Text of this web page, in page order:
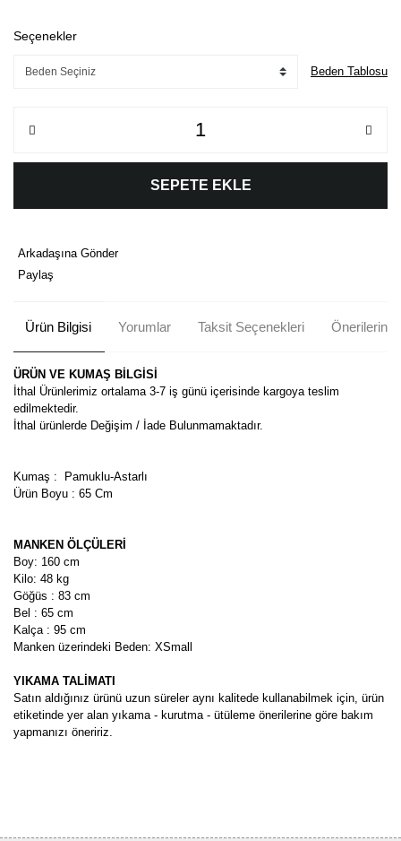
Seçenekler
Beden Tablosu
SEPETE EKLE
Arkadaşına Gönder
Paylaş
Ürün Bilgisi Yorumlar Taksit Seçenekleri Önerileriniz
ÜRÜN VE KUMAŞ BİLGİSİ
İthal Ürünlerimiz ortalama 3-7 iş günü içerisinde kargoya teslim
edilmektedir.
İthal ürünlerde Değişim / İade Bulunmamaktadır.
Kumaş : Pamuklu-Astarlı
Ürün Boyu : 65 Cm
MANKEN ÖLÇÜLERİ
Boy: 160 cm
Kilo: 48 kg
Göğüs : 83 cm
Bel : 65 cm
Kalça : 95 cm
Manken üzerindeki Beden: XSmall
YIKAMA TALİMATI
Satın aldığınız ürünü uzun süreler aynı kalitede kullanabilmek için, ürün
etiketinde yer alan yıkama - kurutma - ütüleme önerilerine göre bakım
yapmanızı öneririz.